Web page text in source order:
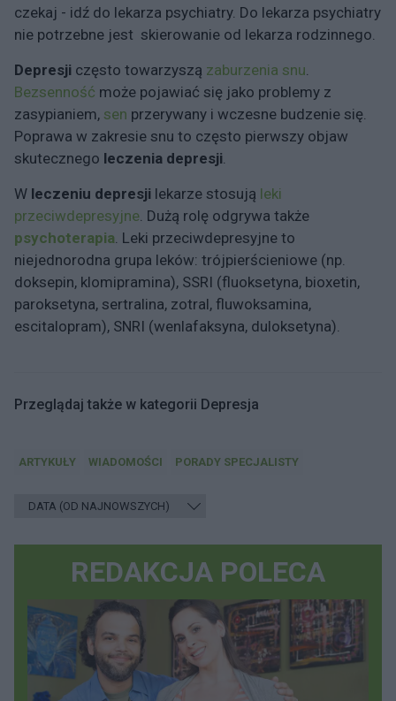
czekaj - idź do lekarza psychiatry. Do lekarza psychiatry
nie potrzebne jest skierowanie od lekarza rodzinnego.
Depresji często towarzyszą zaburzenia snu.
Bezsenność może pojawiać się jako problemy z
zasypianiem, sen przerywany i wczesne budzenie się.
Poprawa w zakresie snu to często pierwszy objaw
skutecznego leczenia depresji.
W leczeniu depresji lekarze stosują leki
przeciwdepresyjne. Dużą rolę odgrywa także
psychoterapia. Leki przeciwdepresyjne to
niejednorodna grupa leków: trójpierścieniowe (np.
doksepin, klomipramina), SSRI (fluoksetyna, bioxetin,
paroksetyna, sertralina, zotral, fluwoksamina,
escitalopram), SNRI (wenlafaksyna, duloksetyna).
Przeglądaj także w kategorii Depresja
ARTYKUŁY WIADOMOŚCI PORADY SPECJALISTY
REDAKCJA POLECA